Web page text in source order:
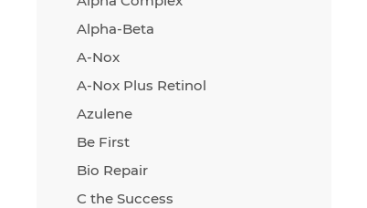
Alpha-Beta
A-Nox
A-Nox Plus Retinol
Azulene
Be First
Bio Repair
C the Success